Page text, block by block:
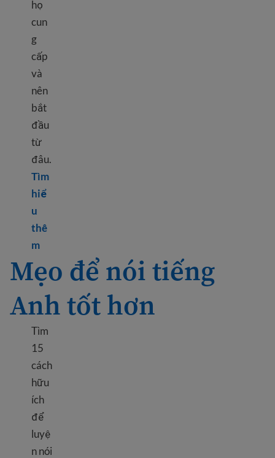
họ
cun
g
cấp
và
nên
bắt
đầu
từ
đâu.
Tìm
hiể
u
thê
mLearn more about Free English classes online and
Mẹo để nói tiếng
Anh tốt hơn
Tìm
15
cách
hữu
ích
để
luyệ
n nói